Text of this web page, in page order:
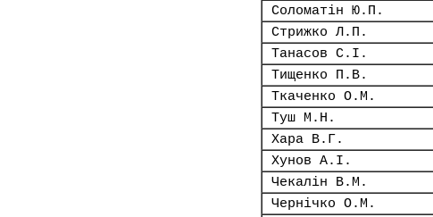
Соломатін Ю.П.
Стрижко Л.П.
Танасов С.І.
Тищенко П.В.
Ткаченко О.М.
Туш М.Н.
Хара В.Г.
Хунов А.І.
Чекалін В.М.
Чернічко О.М.